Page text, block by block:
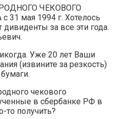
ЧЕКОВОГО
мая 1994 г. Хотелось
за все эти года.
Уже 20 лет Ваши
(извините за резкость)
чекового
в сбербанке РФ в
то получить?